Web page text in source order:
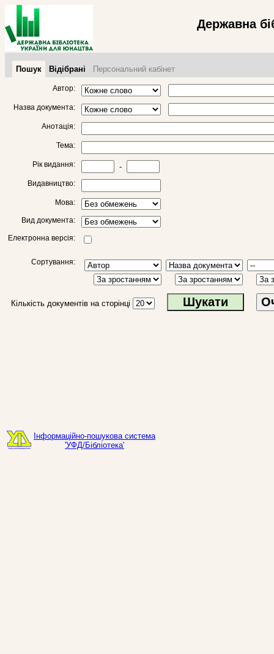
Державна
Пошук Відібрані Персональний кабінет
Автор:
Назва документа:
Анотація:
Тема:
Рік видання: -
Видавництво:
Мова:
Вид документа:
Електронна версія:
Сортування:
Кількість документів на сторінці
Інформаційно-пошукова система
'УФД/Бібліотека'